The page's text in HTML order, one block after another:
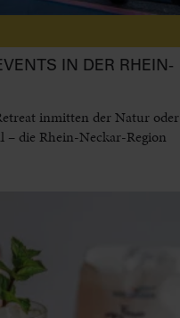
IN DER RHEIN-
inmitten der Natur oder
– die Rhein-Neckar-Region